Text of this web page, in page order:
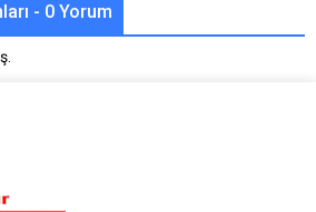
- 0 Yorum